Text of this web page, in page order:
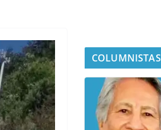
COLUMNISTAS